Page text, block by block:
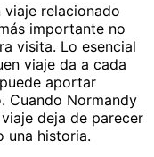
viaje relacionado
importante no
visita. Lo esencial
viaje da a cada
aportar
Cuando Normandy
deja de parecer
una historia.